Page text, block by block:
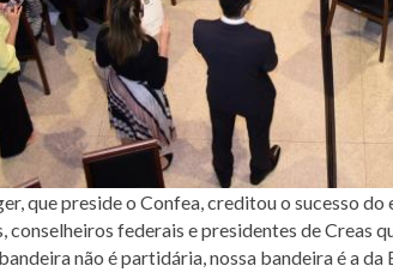
que preside o Confea, creditou o sucesso
federais e presidentes de Creas
não é partidária, nossa bandeira é a